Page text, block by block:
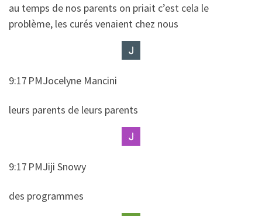
​​au temps de nos parents on priait c’est cela le
problème, les curés venaient chez nous
9:17 PMJocelyne Mancini
​​leurs parents de leurs parents
9:17 PMJiji Snowy
​​des programmes